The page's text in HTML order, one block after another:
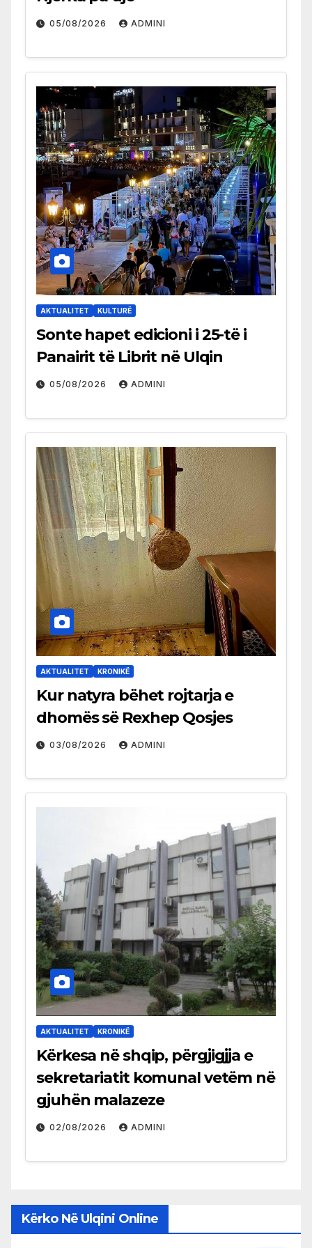
05/08/2026 ADMINI
AKTUALITET KULTURË
Sonte hapet edicioni i 25-të i
Panairit të Librit në Ulqin
05/08/2026 ADMINI
AKTUALITET KRONIKË
Kur natyra bëhet rojtarja e
dhomës së Rexhep Qosjes
03/08/2026 ADMINI
AKTUALITET KRONIKË
Kërkesa në shqip, përgjigjja e
sekretariatit komunal vetëm në
gjuhën malazeze
02/08/2026 ADMINI
Kërko Në Ulqini Online